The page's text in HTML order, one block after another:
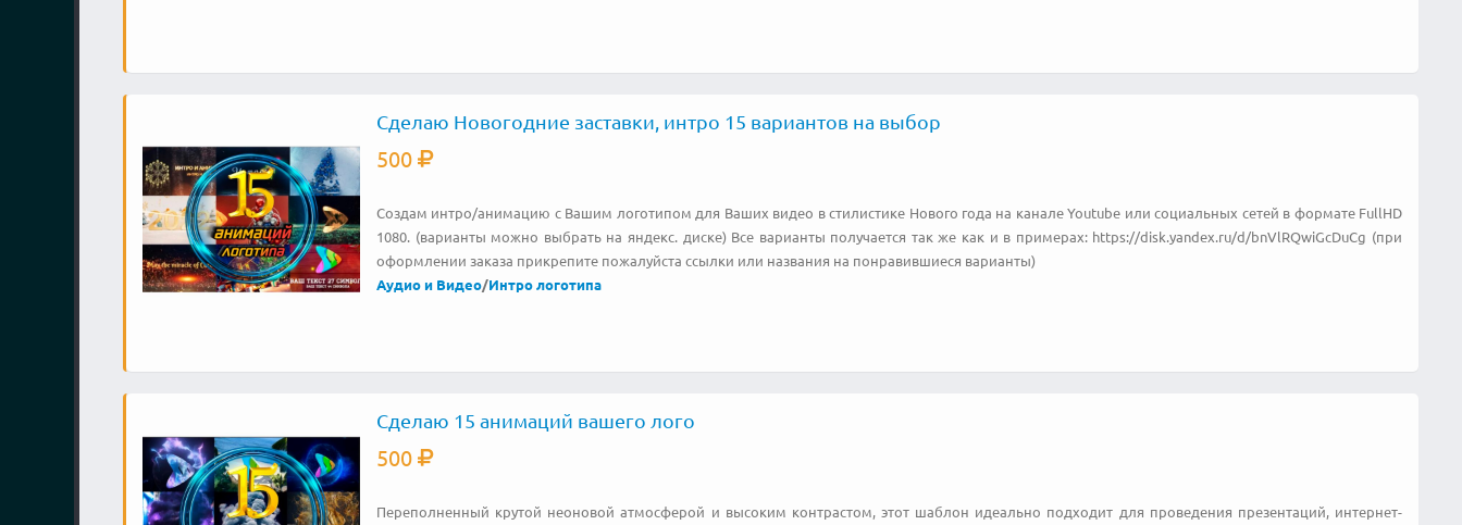
Сделаю Новогодние заставки, интро 15 вариантов на выбор
500
Создам интро/анимацию с Вашим логотипом для Ваших видео в стилистике Нового года на канале Youtube или социальных сетей в формате FullHD
1080. (варианты можно выбрать на яндекс. диске) Все варианты получается так же как и в примерах: https://disk.yandex.ru/d/bnVlRQwiGcDuCg (при
оформлении заказа прикрепите пожалуйста ссылки или названия на понравившиеся варианты)
Аудио и Видео/Интро логотипа
Сделаю 15 анимаций вашего лого
500
Переполненный крутой неоновой атмосферой и высоким контрастом, этот шаблон идеально подходит для проведения презентаций, интернет-